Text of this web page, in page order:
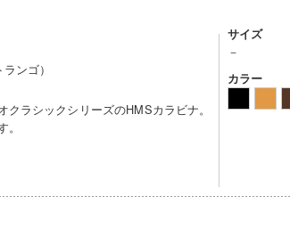
ンゴ）
ラシックシリーズのHMSカラビナ。
サイズ
－
カラー